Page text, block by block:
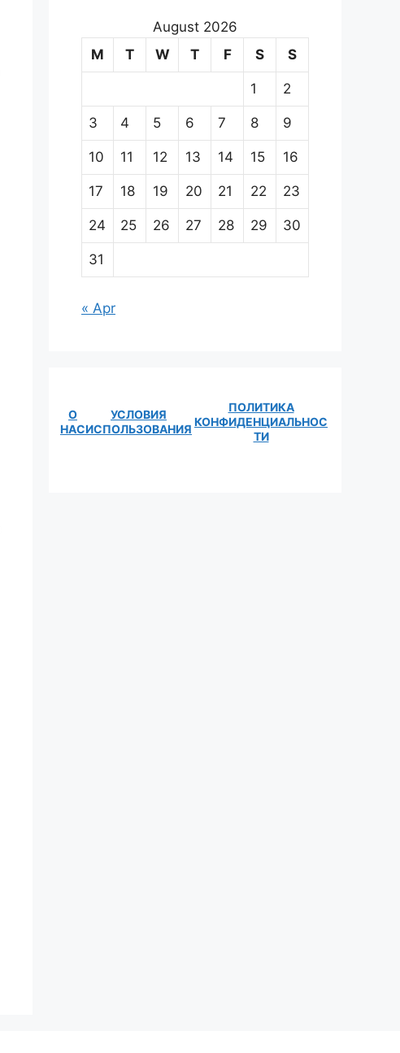
August 2026
M
T W T F S S
1 2
3 4 5 6 7 8 9
10 11 12 13 14 15 16
17 18 19 20 21 22 23
24 25 26 27 28 29 30
31
« Apr
О
НАС
УСЛОВИЯ
ИСПОЛЬЗОВАНИЯ
ПОЛИТИКА
КОНФИДЕНЦИАЛЬНОС
ТИ